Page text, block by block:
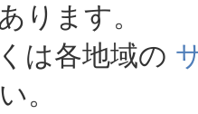
ります。
は各地域の
。